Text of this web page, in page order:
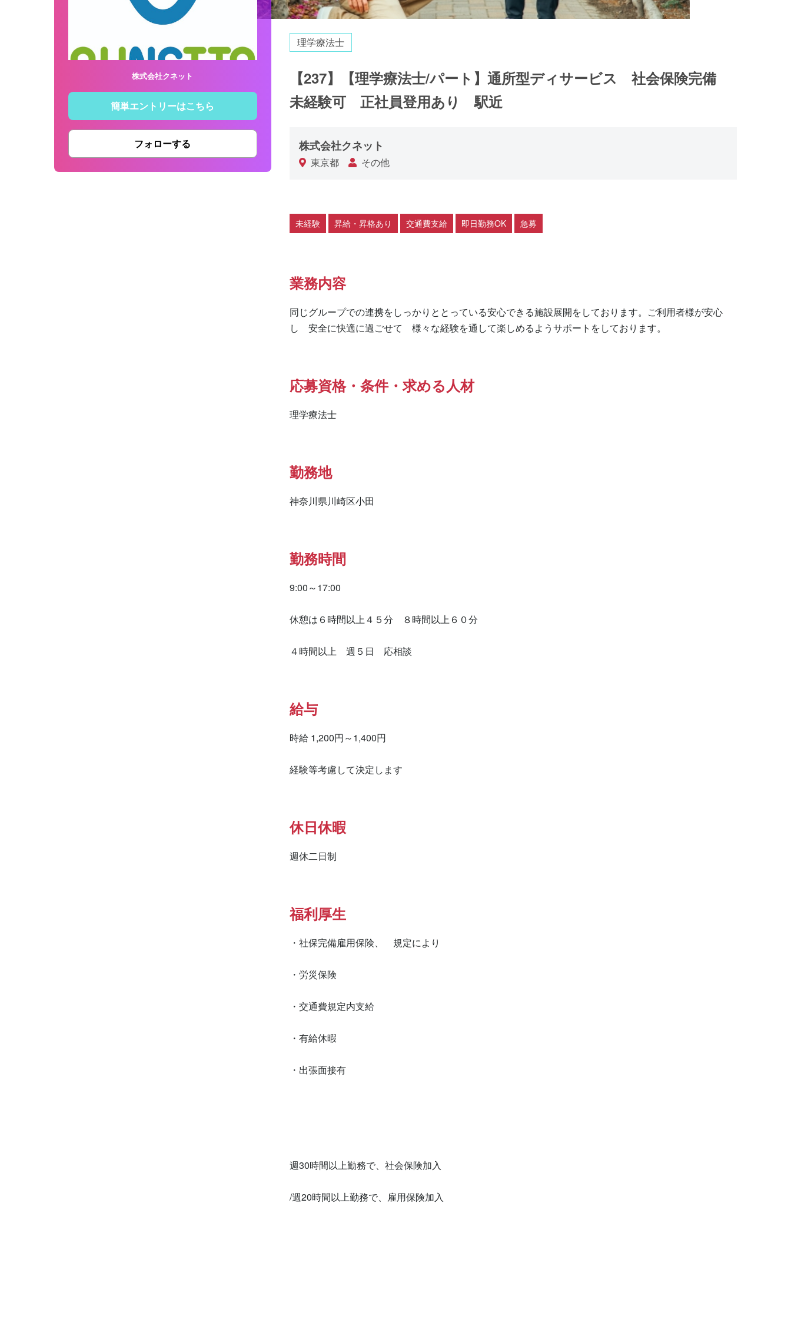
株式会社クネット
簡単エントリーはこちら
フォローする
理学療法士
【237】【理学療法士/パート】通所型ディサービス 社会保険完備
未経験可 正社員登用あり 駅近
株式会社クネット
東京都 その他
未経験 昇給・昇格あり 交通費支給 即日勤務OK 急募
業務内容
同じグループでの連携をしっかりととっている安心できる施設展開をしております。ご利用者様が安心
し　安全に快適に過ごせて　様々な経験を通して楽しめるようサポートをしております。
応募資格・条件・求める人材
理学療法士
勤務地
神奈川県川崎区小田
勤務時間
9:00～17:00
休憩は６時間以上４５分　８時間以上６０分
４時間以上　週５日　応相談
給与
時給 1,200円～1,400円
経験等考慮して決定します
休日休暇
週休二日制
福利厚生
・社保完備雇用保険、　規定により
・労災保険
・交通費規定内支給
・有給休暇
・出張面接有
週30時間以上勤務で、社会保険加入
/週20時間以上勤務で、雇用保険加入